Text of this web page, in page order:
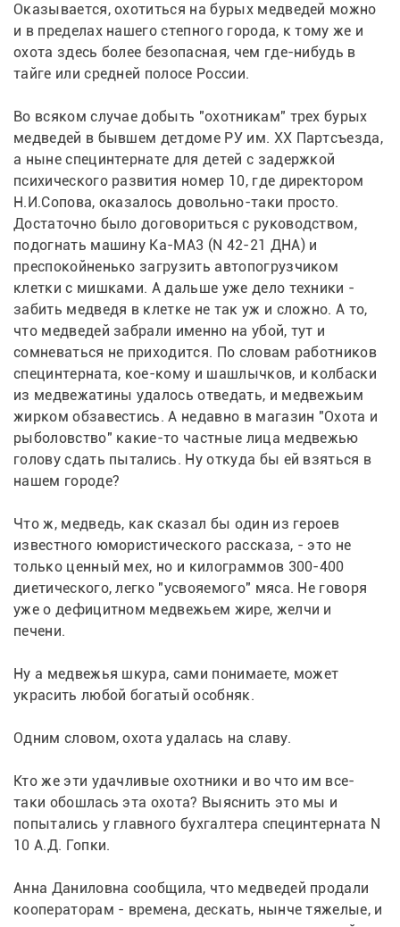
Оказывается, охотиться на бурых медведей можно
и в пределах нашего степного города, к тому же и
охота здесь более безопасная, чем где-нибудь в
тайге или средней полосе России.
Во всяком случае добыть "охотникам" трех бурых
медведей в бывшем детдоме РУ им. ХХ Партсъезда,
а ныне специнтернате для детей с задержкой
психического развития номер 10, где директором
Н.И.Сопова, оказалось довольно-таки просто.
Достаточно было договориться с руководством,
подогнать машину Ка-МА3 (N 42-21 ДНА) и
преспокойненько загрузить автопогрузчиком
клетки с мишками. А дальше уже дело техники -
забить медведя в клетке не так уж и сложно. А то,
что медведей забрали именно на убой, тут и
сомневаться не приходится. По словам работников
специнтерната, кое-кому и шашлычков, и колбаски
из медвежатины удалось отведать, и медвежьим
жирком обзавестись. А недавно в магазин "Охота и
рыболовство" какие-то частные лица медвежью
голову сдать пытались. Ну откуда бы ей взяться в
нашем городе?
Что ж, медведь, как сказал бы один из героев
известного юмористического рассказа, - это не
только ценный мех, но и килограммов 300-400
диетического, легко "усвояемого" мяса. Не говоря
уже о дефицитном медвежьем жире, желчи и
печени.
Ну а медвежья шкура, сами понимаете, может
украсить любой богатый особняк.
Одним словом, охота удалась на славу.
Кто же эти удачливые охотники и во что им все-
таки обошлась эта охота? Выяснить это мы и
попытались у главного бухгалтера специнтерната N
10 А.Д. Гопки.
Анна Даниловна сообщила, что медведей продали
кооператорам - времена, дескать, нынче тяжелые, и